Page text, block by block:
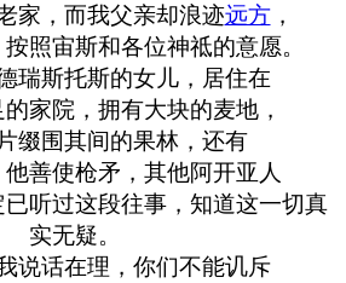
家，而我父亲却浪迹远方，
照宙斯和各位神祗的意愿。
瑞斯托斯的女儿，居住在
家院，拥有大块的麦地，
缀围其间的果林，还有
善使枪矛，其他阿开亚人
听过这段往事，知道这一切真
实无疑。
说话在理，你们不能讥斥